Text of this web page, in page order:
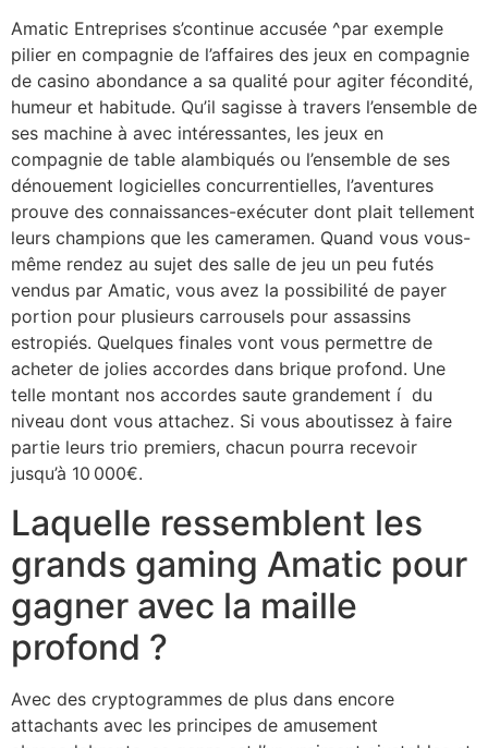
Amatic Entreprises s’continue accusée ^par exemple
pilier en compagnie de l’affaires des jeux en compagnie
de casino abondance a sa qualité pour agiter fécondité,
humeur et habitude. Qu’il sagisse à travers l’ensemble de
ses machine à avec intéressantes, les jeux en
compagnie de table alambiqués ou l’ensemble de ses
dénouement logicielles concurrentielles, l’aventures
prouve des connaissances-exécuter dont plait tellement
leurs champions que les cameramen. Quand vous vous-
même rendez au sujet des salle de jeu un peu futés
vendus par Amatic, vous avez la possibilité de payer
portion pour plusieurs carrousels pour assassins
estropiés. Quelques finales vont vous permettre de
acheter de jolies accordes dans brique profond. Une
telle montant nos accordes saute grandement í du
niveau dont vous attachez. Si vous aboutissez à faire
partie leurs trio premiers, chacun pourra recevoir
jusqu’à 10 000€.
Laquelle ressemblent les
grands gaming Amatic pour
gagner avec la maille
profond ?
Avec des cryptogrammes de plus dans encore
attachants avec les principes de amusement